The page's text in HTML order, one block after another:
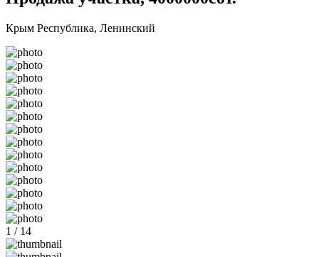
Крым Республика, Ленинский
1 / 14